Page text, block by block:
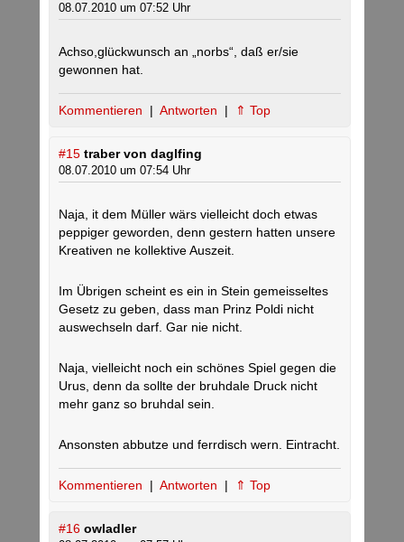
08.07.2010 um 07:52 Uhr
Achso,glückwunsch an „norbs“, daß er/sie
gewonnen hat.
Kommentieren | Antworten | ⇑ Top
#15 traber von daglfing
08.07.2010 um 07:54 Uhr
Naja, it dem Müller wärs vielleicht doch etwas
peppiger geworden, denn gestern hatten unsere
Kreativen ne kollektive Auszeit.
Im Übrigen scheint es ein in Stein gemeisseltes
Gesetz zu geben, dass man Prinz Poldi nicht
auswechseln darf. Gar nie nicht.
Naja, vielleicht noch ein schönes Spiel gegen die
Urus, denn da sollte der bruhdale Druck nicht
mehr ganz so bruhdal sein.
Ansonsten abbutze und ferrdisch wern. Eintracht.
Kommentieren | Antworten | ⇑ Top
#16 owladler